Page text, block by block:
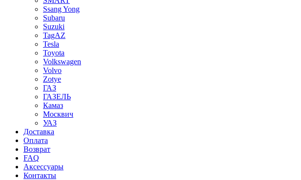
Ssang Yong
Subaru
Suzuki
TagAZ
Tesla
Toyota
Volkswagen
Volvo
Zotye
ГАЗ
ГАЗЕЛЬ
Камаз
Москвич
УАЗ
Доставка
Оплата
Возврат
FAQ
Аксессуары
Контакты